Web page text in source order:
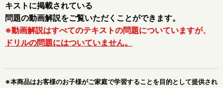
キストに掲載されている
問題の動画解説をご覧いただくことができます。
※動画解説はすべてのテキストの問題についていますが、
ドリルの問題にはついていません。
※本商品はお客様のお子様がご家庭で学習することを目的として提供され